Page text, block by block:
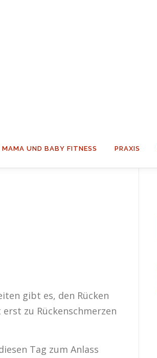
MAMA UND BABY FITNESS PRAXIS
gibt es, den Rücken
zu Rückenschmerzen
Tag zum Anlass